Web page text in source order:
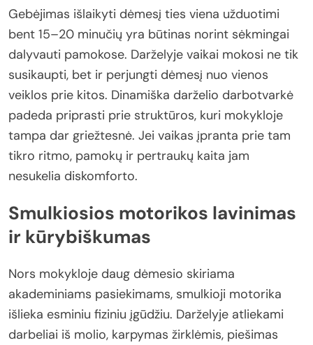
Gebėjimas išlaikyti dėmesį ties viena užduotimi
bent 15–20 minučių yra būtinas norint sėkmingai
dalyvauti pamokose. Darželyje vaikai mokosi ne tik
susikaupti, bet ir perjungti dėmesį nuo vienos
veiklos prie kitos. Dinamiška darželio darbotvarkė
padeda priprasti prie struktūros, kuri mokykloje
tampa dar griežtesnė. Jei vaikas įpranta prie tam
tikro ritmo, pamokų ir pertraukų kaita jam
nesukelia diskomforto.
Smulkiosios motorikos lavinimas
ir kūrybiškumas
Nors mokykloje daug dėmesio skiriama
akademiniams pasiekimams, smulkioji motorika
išlieka esminiu fiziniu įgūdžiu. Darželyje atliekami
darbeliai iš molio, karpymas žirklėmis, piešimas